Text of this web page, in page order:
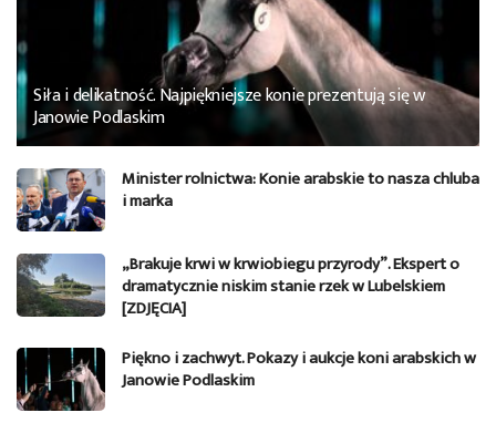
Siła i delikatność. Najpiękniejsze konie prezentują się w
Janowie Podlaskim
Minister rolnictwa: Konie arabskie to nasza chluba
i marka
„Brakuje krwi w krwiobiegu przyrody”. Ekspert o
dramatycznie niskim stanie rzek w Lubelskiem
[ZDJĘCIA]
Piękno i zachwyt. Pokazy i aukcje koni arabskich w
Janowie Podlaskim